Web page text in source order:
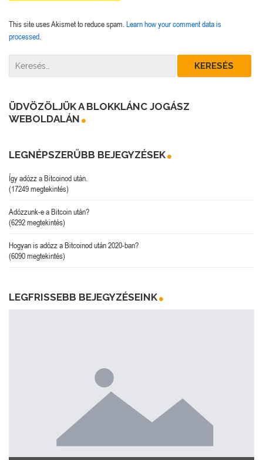
This site uses Akismet to reduce spam. Learn how your comment data is
processed.
ÜDVÖZÖLJÜK A BLOKKLÁNC JOGÁSZ
WEBOLDALÁN
LEGNÉPSZERŰBB BEJEGYZÉSEK
Így adózz a Bitcoinod után.
(17249 megtekintés)
Adózzunk-e a Bitcoin után?
(6292 megtekintés)
Hogyan is adózz a Bitcoinod után 2020-ban?
(6090 megtekintés)
LEGFRISSEBB BEJEGYZÉSEINK